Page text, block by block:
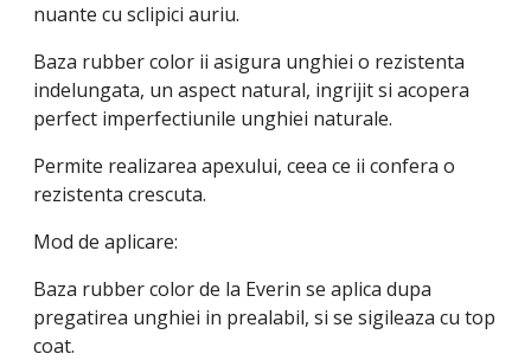
nuante cu sclipici auriu.
Baza rubber color ii asigura unghiei o rezistenta
indelungata, un aspect natural, ingrijit si acopera
perfect imperfectiunile unghiei naturale.
Permite realizarea apexului, ceea ce ii confera o
rezistenta crescuta.
Mod de aplicare:
Baza rubber color de la Everin se aplica dupa
pregatirea unghiei in prealabil, si se sigileaza cu top
coat.